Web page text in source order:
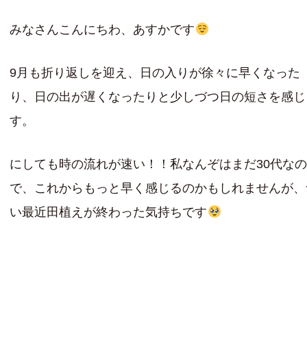
みなさんこんにちわ、あすかです
9月も折り返しを迎え、日の入りが徐々に早くなった
り、日の出が遅くなったりと少しづつ日の短さを感
す。
にしても時の流れが速い！！私なんぞはまだ30代なの
で、これからもっと早く感じるのかもしれませんが
い最近田植えが終わった気持ちです